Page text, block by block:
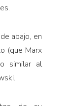
abajo, en
(que Marx
similar al